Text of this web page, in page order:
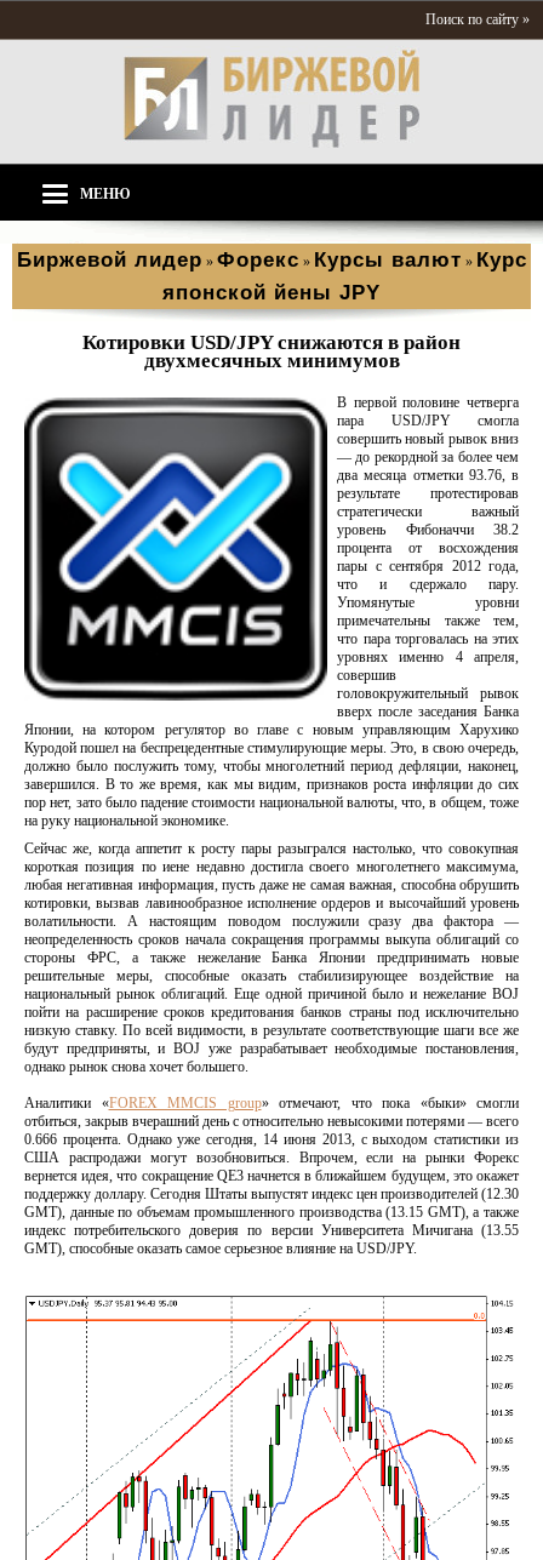
Поиск по сайту »
МЕНЮ
Биржевой лидер » Форекс » Курсы валют » Курс
японской йены JPY
Котировки USD/JPY снижаются в район
двухмесячных минимумов
В первой половине четверга
пара USD/JPY смогла
совершить новый рывок вниз
— до рекордной за более чем
два месяца отметки 93.76, в
результате протестировав
стратегически важный
уровень Фибоначчи 38.2
процента от восхождения
пары с сентября 2012 года,
что и сдержало пару.
Упомянутые уровни
примечательны также тем,
что пара торговалась на этих
уровнях именно 4 апреля,
совершив
головокружительный рывок
вверх после заседания Банка
Японии, на котором регулятор во главе с новым управляющим Харухико
Куродой пошел на беспрецедентные стимулирующие меры. Это, в свою очередь,
должно было послужить тому, чтобы многолетний период дефляции, наконец,
завершился. В то же время, как мы видим, признаков роста инфляции до сих
пор нет, зато было падение стоимости национальной валюты, что, в общем, тоже
на руку национальной экономике.
Сейчас же, когда аппетит к росту пары разыгрался настолько, что совокупная
короткая позиция по иене недавно достигла своего многолетнего максимума,
любая негативная информация, пусть даже не самая важная, способна обрушить
котировки, вызвав лавинообразное исполнение ордеров и высочайший уровень
волатильности. А настоящим поводом послужили сразу два фактора —
неопределенность сроков начала сокращения программы выкупа облигаций со
стороны ФРС, а также нежелание Банка Японии предпринимать новые
решительные меры, способные оказать стабилизирующее воздействие на
национальный рынок облигаций. Еще одной причиной было и нежелание BOJ
пойти на расширение сроков кредитования банков страны под исключительно
низкую ставку. По всей видимости, в результате соответствующие шаги все же
будут предприняты, и BOJ уже разрабатывает необходимые постановления,
однако рынок снова хочет большего.
Аналитики «FOREX MMCIS group» отмечают, что пока «быки» смогли
отбиться, закрыв вчерашний день с относительно невысокими потерями — всего
0.666 процента. Однако уже сегодня, 14 июня 2013, с выходом статистики из
США распродажи могут возобновиться. Впрочем, если на рынки Форекс
вернется идея, что сокращение QE3 начнется в ближайшем будущем, это окажет
поддержку доллару. Сегодня Штаты выпустят индекс цен производителей (12.30
GMT), данные по объемам промышленного производства (13.15 GMT), а также
индекс потребительского доверия по версии Университета Мичигана (13.55
GMT), способные оказать самое серьезное влияние на USD/JPY.